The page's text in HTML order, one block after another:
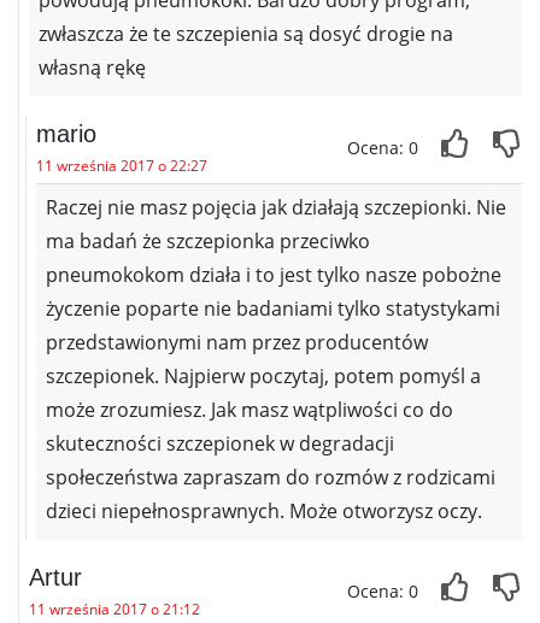
zwłaszcza że te szczepienia są dosyć drogie na
własną rękę
mario
11 września 2017 o 22:27
Ocena: 0
Raczej nie masz pojęcia jak działają szczepionki. Nie
ma badań że szczepionka przeciwko
pneumokokom działa i to jest tylko nasze pobożne
życzenie poparte nie badaniami tylko statystykami
przedstawionymi nam przez producentów
szczepionek. Najpierw poczytaj, potem pomyśl a
może zrozumiesz. Jak masz wątpliwości co do
skuteczności szczepionek w degradacji
społeczeństwa zapraszam do rozmów z rodzicami
dzieci niepełnosprawnych. Może otworzysz oczy.
Artur
11 września 2017 o 21:12
Ocena: 0